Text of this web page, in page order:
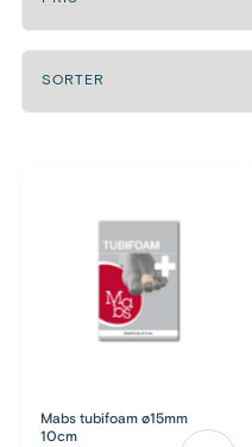
Mabs tubifoam ø15mm
10cm